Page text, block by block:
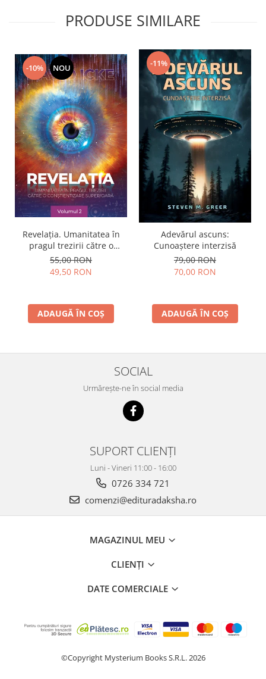
PRODUSE SIMILARE
-10% NOU
Revelația. Umanitatea în
pragul trezirii către o
conştientizare superioară,
volumul 2
55,00 RON
49,50 RON
ADAUGĂ ÎN COȘ
-11%
Adevărul ascuns:
Cunoaștere interzisă
79,00 RON
70,00 RON
ADAUGĂ ÎN COȘ
SOCIAL
Urmărește-ne în social media
SUPORT CLIENȚI
Luni - Vineri 11:00 - 16:00
0726 334 721
comenzi@edituradaksha.ro
MAGAZINUL MEU
CLIENȚI
DATE COMERCIALE
©Copyright Mysterium Books S.R.L. 2026